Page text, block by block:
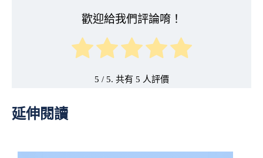
歡迎給我們評論唷！
5 / 5. 共有 5
延伸閱讀